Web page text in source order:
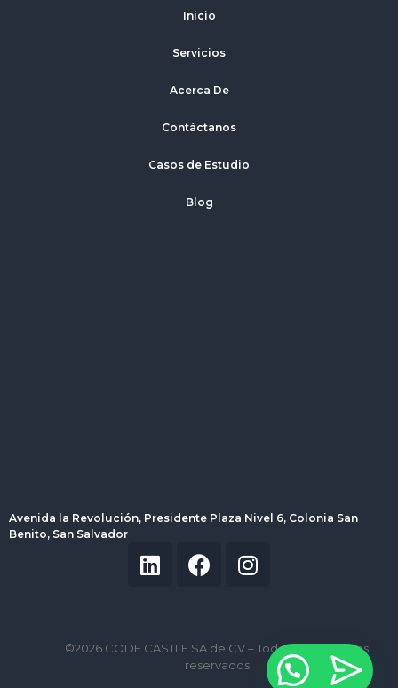
Inicio
Servicios
Acerca De
Contáctanos
Casos de Estudio
Blog
Avenida la Revolución, Presidente Plaza Nivel 6, Colonia San
Benito, San Salvador
©2026 CODE CASTLE SA de CV – Todos los derechos
reservados